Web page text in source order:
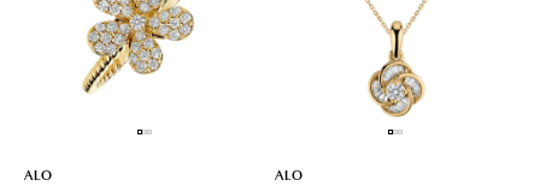
ALO
ALO